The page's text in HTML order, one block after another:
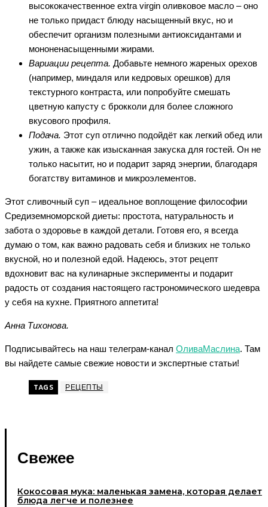
высококачественное extra virgin оливковое масло – оно
не только придаст блюду насыщенный вкус, но и
обеспечит организм полезными антиоксидантами и
мононенасыщенными жирами.
Вариации рецепта. Добавьте немного жареных орехов
(например, миндаля или кедровых орешков) для
текстурного контраста, или попробуйте смешать
цветную капусту с брокколи для более сложного
вкусового профиля.
Подача. Этот суп отлично подойдёт как легкий обед или
ужин, а также как изысканная закуска для гостей. Он не
только насытит, но и подарит заряд энергии, благодаря
богатству витаминов и микроэлементов.
Этот сливочный суп – идеальное воплощение философии
Средиземноморской диеты: простота, натуральность и
забота о здоровье в каждой детали. Готовя его, я всегда
думаю о том, как важно радовать себя и близких не только
вкусной, но и полезной едой. Надеюсь, этот рецепт
вдохновит вас на кулинарные эксперименты и подарит
радость от создания настоящего гастрономического шедевра
у себя на кухне. Приятного аппетита!
Анна Тихонова.
Подписывайтесь на наш телеграм-канал ОливаМаслина. Там
вы найдете самые свежие новости и экспертные статьи!
TAGS РЕЦЕПТЫ
Свежее
Кокосовая мука: маленькая замена, которая делает
блюда легче и полезнее